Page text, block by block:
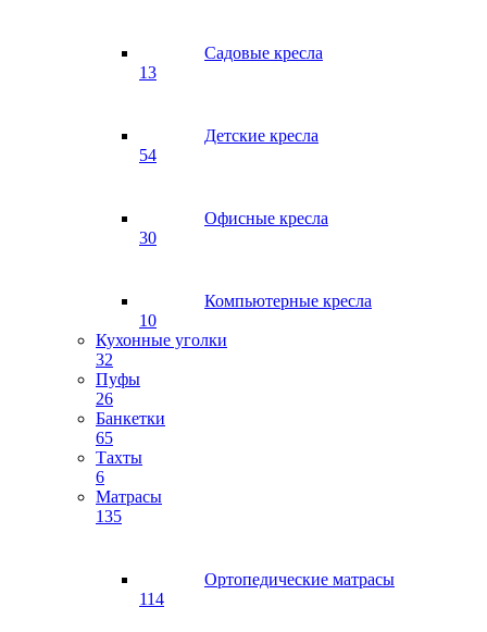
Садовые кресла
13
Детские кресла
54
Офисные кресла
30
Компьютерные кресла
10
Кухонные уголки
32
Пуфы
26
Банкетки
65
Тахты
6
Матрасы
135
Ортопедические матрасы
114